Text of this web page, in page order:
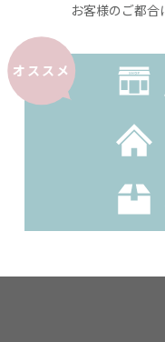
お客様のご都
オススメ